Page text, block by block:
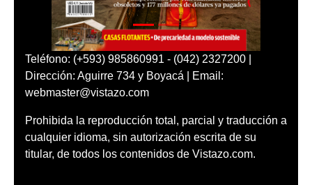
Teléfono: (+593) 985860991 - (042) 2327200 |
Dirección: Aguirre 734 y Boyacá | Email:
webmaster@vistazo.com
Prohibida la reproducción total, parcial y traducción a
cualquier idioma, sin autorización escrita de su
titular, de todos los contenidos de Vistazo.com.